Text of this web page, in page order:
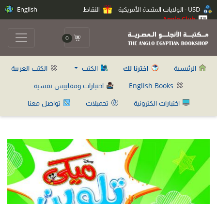
النقاط
Anglo Club
English
0
الرئيسية اخترنا لك الكتب
الكتب العربية
اختبارات ومقاييس نفسية
اختبارات الكترونية
تحميلات تواصل معنا